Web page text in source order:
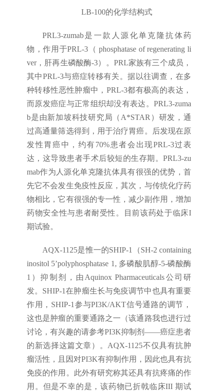
LB-100的化学结构式
PRL3-zumab是一款人源化单克隆抗体药
物，作用于PRL-3（ phosphatase of regenerating li
ver，肝再生磷酸酶-3）。PRL家族有三个成员，
其中PRL-3与癌症转移有关。据以往调查，在多
种转移性恶性肿瘤中，PRL-3都有极高的表达，
而原发癌症与正常组织却没有表达。PRL3-zuma
b是由新加坡科技研究局（A*STAR）研发，通
过高通量筛选得到，用于治疗胃癌。后发现在原
发性胃癌中，约有70%患者会出现PRL-3过表
达，这导致患者手术后较短的生存期。PRL3-zu
mab作为人源化单克隆抗体具有很强的优势，首
先它不会发生免疫性反应，其次，与传统化疗药
物相比，它有很强的专一性，减少副作用，增加
药物安全性与患者耐受性。目前该药处于临床I
期试验。
AQX-1125是惟一的SHIP-1（SH-2 containing
inositol 5’polyphosphatase 1, 多磷酸肌醇-5-磷酸酶
1）抑制剂，由Aquinox Pharmaceuticals公司研
发。SHIP-1在肿瘤生长与免疫调节中也具有重要
作用，SHIP-1参与PI3K/AKT信号通路的调节，
这也是肿瘤的重要通路之一（该通路我也进行过
讨论，有兴趣的请参考PI3K抑制剂——癌症患者
的新选择这篇文章）。AQX-1125不仅具有抗肿
瘤活性，且因对PI3K有抑制作用，因此也具有抗
免疫的作用。此外有研究称其还具有抗疼痛的作
用。但是不幸的是，该药物已折戟临床III 期试